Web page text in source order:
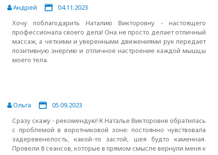
Андрей
04.11.2023
Хочу поблагодарить Наталию Викторовну - настоящего
профессионала своего дела! Она не просто делает отличный
массаж, а четкими и уверенными движениями рук передает
позитивную энергию и отличное настроение каждой мышцы
моего тела.
Ольга
05.09.2023
Сразу скажу - рекомендую! К Наталье Викторовне обратилась
с проблемой в воротниковой зоне: постоянно чувствовала
задеревенелость, какой-то застой, шея будто каменная.
Провели 8 сеансов, которые в прямом смысле вернули меня к